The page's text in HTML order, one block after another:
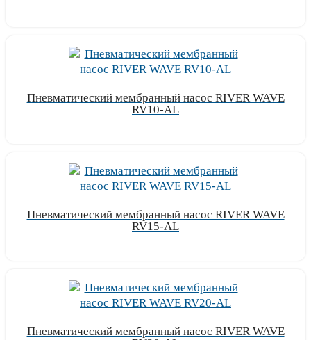
Пневматический мембранный насос RIVER WAVE
RV10-AL
Пневматический мембранный насос RIVER WAVE
RV15-AL
Пневматический мембранный насос RIVER WAVE